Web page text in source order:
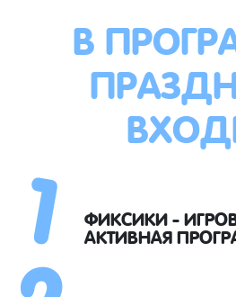
В
ФИКСИКИ -
АКТИВНАЯ